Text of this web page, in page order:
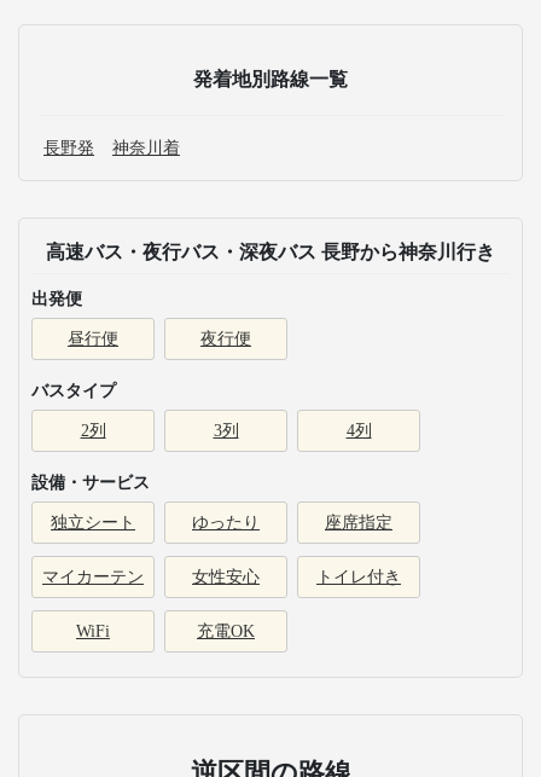
発着地別路線一覧
長野発 神奈川着
高速バス・夜行バス・深夜バス 長野から神奈川行き
出発便
昼行便 夜行便
バスタイプ
2列 3列 4列
設備・サービス
独立シート ゆったり 座席指定
マイカーテン 女性安心 トイレ付き
WiFi 充電OK